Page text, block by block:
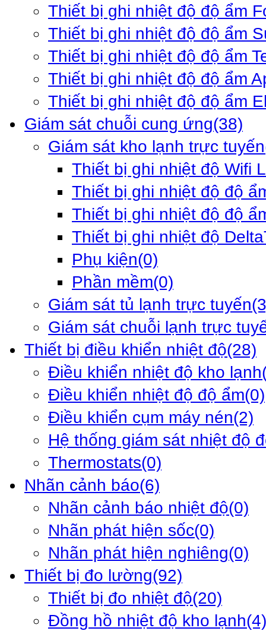
Thiết bị ghi nhiệt độ độ ẩm
Thiết bị ghi nhiệt độ độ ẩm
Thiết bị ghi nhiệt độ độ ẩm
Thiết bị ghi nhiệt độ độ ẩm
Thiết bị ghi nhiệt độ độ ẩm
Giám sát chuỗi cung ứng(38)
Giám sát kho lạnh trực tuyến
Thiết bị ghi nhiệt độ Wifi
Thiết bị ghi nhiệt độ độ
Thiết bị ghi nhiệt độ độ
Thiết bị ghi nhiệt độ
Phụ kiện(0)
Phần mềm(0)
Giám sát tủ lạnh trực tuyến
Giám sát chuỗi lạnh trực
Thiết bị điều khiển nhiệt độ(28)
Điều khiển nhiệt độ kho lạnh
Điều khiển nhiệt độ độ ẩm(0)
Điều khiển cụm máy nén(2)
Hệ thống giám sát nhiệt độ
Thermostats(0)
Nhãn cảnh báo(6)
Nhãn cảnh báo nhiệt độ(0)
Nhãn phát hiện sốc(0)
Nhãn phát hiện nghiêng(0)
Thiết bị đo lường(92)
Thiết bị đo nhiệt độ(20)
Đồng hồ nhiệt độ kho lạnh(4)